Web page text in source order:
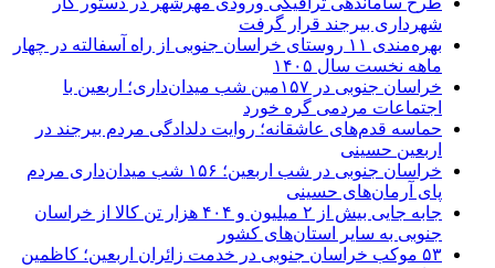
شهرداری بیرجند قرار گرفت
بهره‌مندی ۱۱ روستای خراسان جنوبی از راه آسفالته در چهار
ماهه نخست سال ۱۴۰۵
خراسان جنوبی در ۱۵۷مین شب میدان‌داری؛ اربعین با
اجتماعات مردمی گره خورد
حماسه قدم‌های عاشقانه؛ روایت دلدادگی مردم بیرجند در
اربعین حسینی
خراسان جنوبی در شب اربعین؛ ۱۵۶ شب میدان‌داری مردم
پای آرمان‌های حسینی
جابه جایی بیش از ۲ میلیون و ۴۰۴ هزار تن کالا از خراسان
جنوبی به سایر استان‌های کشور
۵۳ موکب خراسان جنوبی در خدمت زائران اربعین؛ کاظمین